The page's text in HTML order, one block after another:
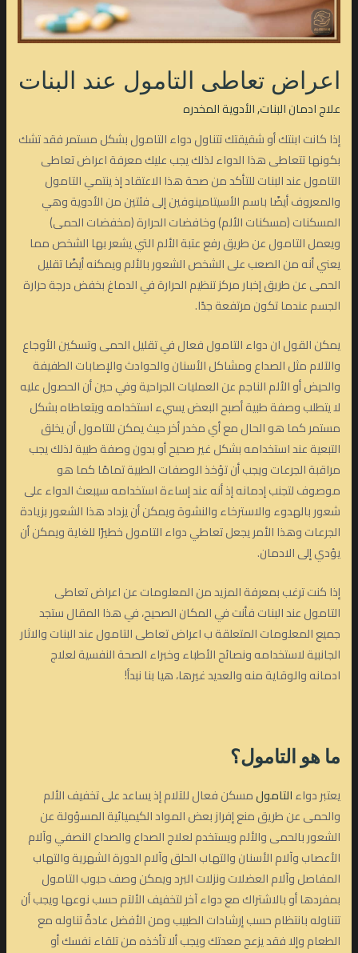
اعراض تعاطى التامول عند البنات
علاج ادمان البنات,الأدوية المخدره
إذا كانت ابنتك أو شقيقتك تتناول دواء التامول بشكل مستمر فقد تشك
بكونها تتعاطى هذا الدواء لذلك يجب عليك معرفة اعراض تعاطى
التامول عند البنات للتأكد من صحة هذا الاعتقاد إذ ينتمي التامول
والمعروف أيضًا باسم الأسيتامينوفين إلى فئتين من الأدوية وهي
المسكنات (مسكنات الألم) وخافضات الحرارة (مخفضات الحمى)
ويعمل التامول عن طريق رفع عتبة الألم التي يشعر بها الشخص مما
يعني أنه من الصعب على الشخص الشعور بالألم ويمكنه أيضًا تقليل
الحمى عن طريق إخبار مركز تنظيم الحرارة في الدماغ بخفض درجة حرارة
الجسم عندما تكون مرتفعة جدًا.
يمكن القول ان دواء التامول فعال في تقليل الحمى وتسكين الأوجاع
والآلام مثل الصداع ومشاكل الأسنان والحوادث والإصابات الطفيفة
والحيض أو الألم الناجم عن العمليات الجراحية وفي حين أن الحصول عليه
لا يتطلب وصفة طبية أصبح البعض يسيء استخدامه ويتعاطاه بشكل
مستمر كما هو الحال مع أي مخدر أخر حيث يمكن للتامول أن يخلق
التبعية عند استخدامه بشكل غير صحيح أو بدون وصفة طبية لذلك يجب
مراقبة الجرعات ويجب أن تؤخذ الوصفات الطبية تمامًا كما هو
موصوف لتجنب إدمانه إذ أنه عند إساءة استخدامه سيبعث الدواء على
شعور بالهدوء والاسترخاء والنشوة ويمكن أن يزداد هذا الشعور بزيادة
الجرعات وهذا الأمر يجعل تعاطي دواء التامول خطيرًا للغاية ويمكن أن
يؤدي إلى الادمان.
إذا كنت ترغب بمعرفة المزيد من المعلومات عن اعراض تعاطى
التامول عند البنات فأنت في المكان الصحيح، في هذا المقال ستجد
جميع المعلومات المتعلقة ب اعراض تعاطى التامول عند البنات والاثار
الجانبية لاستخدامه ونصائح الأطباء وخبراء الصحة النفسية لعلاج
ادمانه والوقاية منه والعديد غيرها، هيا بنا نبدأ!
ما هو التامول؟
يعتبر دواءالتامولمسكن فعال للآلام إذ يساعد على تخفيف الألم
والحمى عن طريق منع إفراز بعض المواد الكيميائية المسؤولة عن
الشعور بالحمى والألم ويستخدم لعلاج الصداع والصداع النصفي وآلام
الأعصاب وآلام الأسنان والتهاب الحلق وآلام الدورة الشهرية والتهاب
المفاصل وآلام العضلات ونزلات البرد ويمكن وصف حبوب التامول
بمفردها أو بالاشتراك مع دواء آخر لتخفيف الألآم حسب نوعها ويجب أن
تتناوله بانتظام حسب إرشادات الطبيب ومن الأفضل عادةً تناوله مع
الطعام وإلا فقد يزعج معدتك ويجب ألا تأخذه من تلقاء نفسك أو